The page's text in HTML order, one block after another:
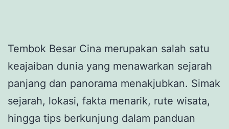
Tembok Besar Cina merupakan salah satu
keajaiban dunia yang menawarkan sejarah
panjang dan panorama menakjubkan. Simak
sejarah, lokasi, fakta menarik, rute wisata,
hingga tips berkunjung dalam panduan